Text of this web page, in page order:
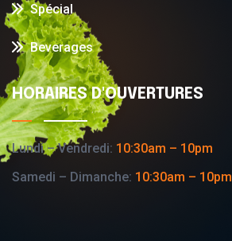
Spécial
Beverages
HORAIRES D'OUVERTURES
Lundi – Vendredi: 10:30am – 10pm
Samedi – Dimanche: 10:30am – 10pm